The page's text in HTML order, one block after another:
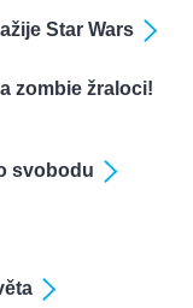
Star Wars
zombie žraloci!
svobodu